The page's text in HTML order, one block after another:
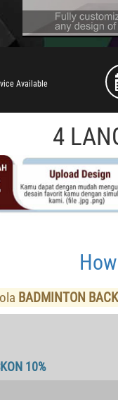
Available
4
BADMINTON
10%